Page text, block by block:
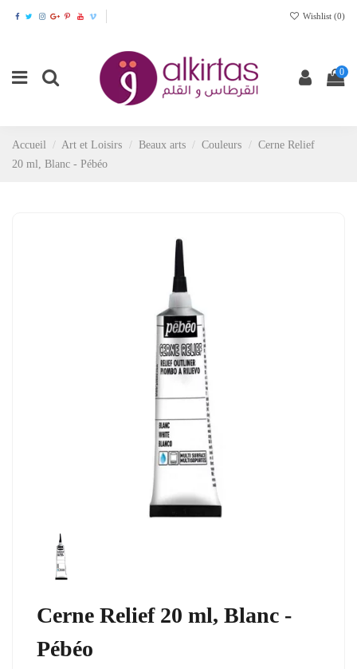
Wishlist (0)
0
Accueil Art et Loisirs Beaux arts Couleurs
Cerne Relief
20 ml, Blanc - Pébéo
Cerne Relief 20 ml, Blanc -
Pébéo